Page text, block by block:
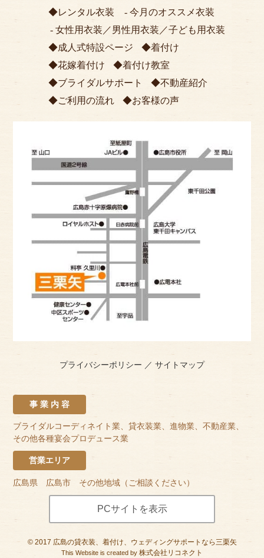
レンタル衣装
今月のオススメ衣装
女性用衣装 ／男性用衣装 ／子ども用衣装
成人式特設ページ
着付け
花嫁着付け
着付け教室
ブライダルサポート
不動産紹介
ご利用の流れ
お客様の声
プライバシーポリシー ／ サイトマップ
事 業 内 容
ブライダルコーディネイト業、貸衣装業、進物業、不動産業、
その他各種宴会プロデュース業
営業エリア
広島県 広島市 その他地域（ご相談ください）
PCサイトを表示
© 2017 広島の貸衣装、着付け、ウェディングサポートなら三栗矢
This Website is created by 株式会社リコネクト